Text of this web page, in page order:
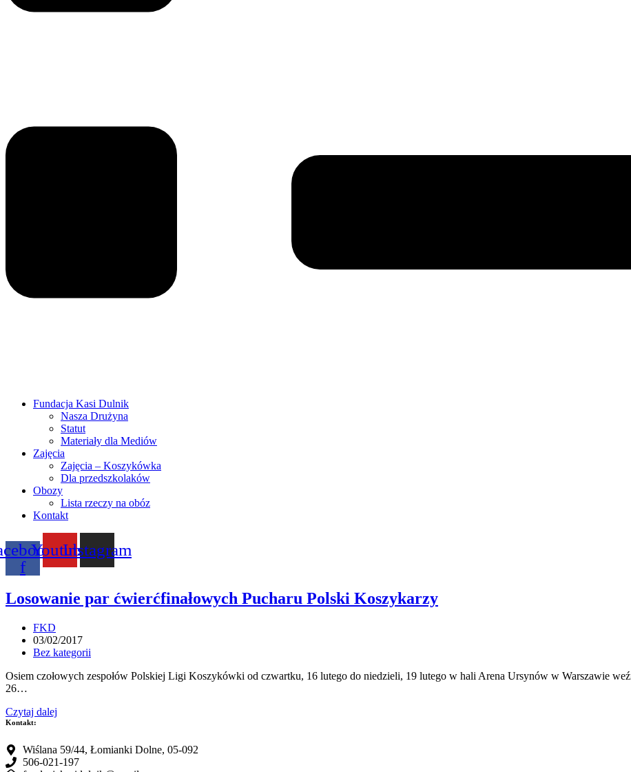
Fundacja Kasi Dulnik
Nasza Drużyna
Statut
Materiały dla Mediów
Zajęcia
Zajęcia – Koszykówka
Dla przedszkolaków
Obozy
Lista rzeczy na obóz
Kontakt
f
YoutubeInstagram
Losowanie par ćwierćfinałowych Pucharu Polski Koszykarzy
Post
author:
FKD
Post
published:
03/02/2017
Post
Bez kategorii
Osiem czołowych zespołów Polskiej Ligi Koszykówki od czwartku, 16 lutego do niedzieli, 19 lutego w hali Arena Ursynów w Warszawie
26…
Czytaj dalej
Pucharu
Polski
Kontakt:
Wiślana 59/44, Łomianki Dolne, 05-092
506-021-197